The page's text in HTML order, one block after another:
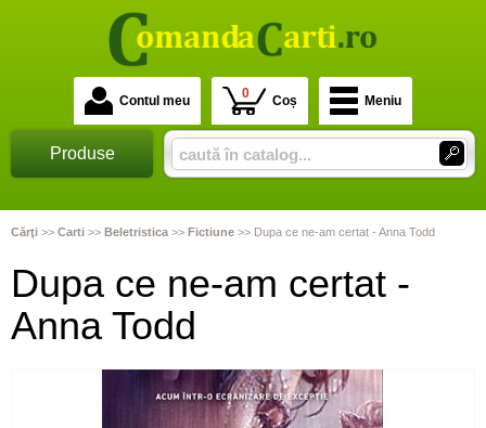
Contul meu 0 Coș Meniu
Produse
Cărţi >> Carti >> Beletristica >> Fictiune >> Dupa ce ne-am certat - Anna Todd
Dupa ce ne-am certat -
Anna Todd